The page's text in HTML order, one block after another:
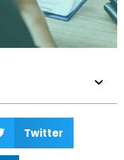
Twitter